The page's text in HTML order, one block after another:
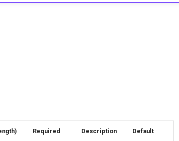
Required Description Default